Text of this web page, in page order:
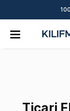
Ticari